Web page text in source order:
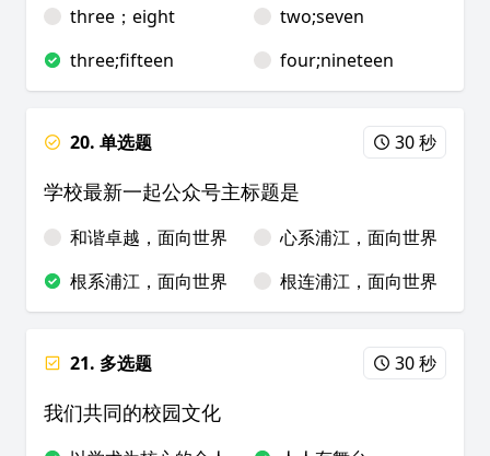
three；eight
two;seven
three;fifteen
four;nineteen
20. 单选题 30 秒
学校最新一起公众号主标题是
和谐卓越，面向世界
心系浦江，面向世界
根系浦江，面向世界
根连浦江，面向世界
21. 多选题 30 秒
我们共同的校园文化